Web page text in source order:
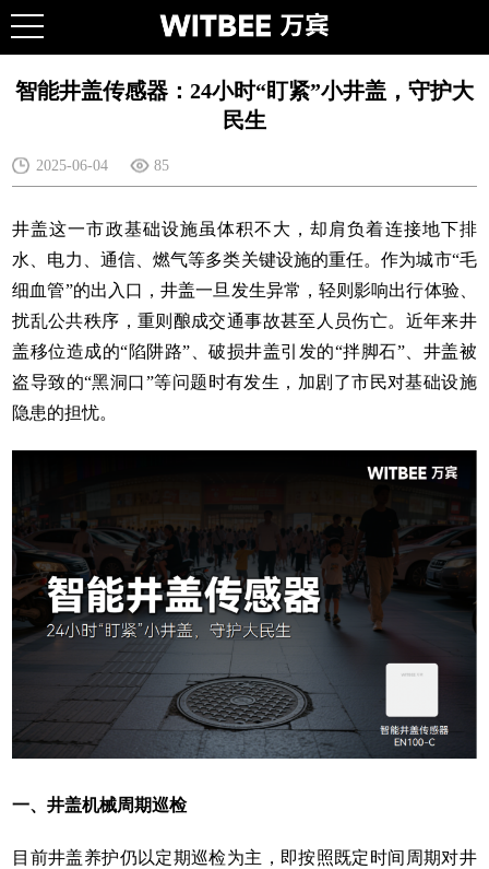
智能井盖传感器：24小时“盯紧”小井盖，守护大
民生
2025-06-04 85
井盖这一市政基础设施虽体积不大，却肩负着连接地下排
水、电力、通信、燃气等多类关键设施的重任。作为城市“毛
细血管”的出入口，井盖一旦发生异常，轻则影响出行体验、
扰乱公共秩序，重则酿成交通事故甚至人员伤亡。近年来井
盖移位造成的“陷阱路”、破损井盖引发的“拌脚石”、井盖被
盗导致的“黑洞口”等问题时有发生，加剧了市民对基础设施
隐患的担忧。
一、井盖机械周期巡检
目前井盖养护仍以定期巡检为主，即按照既定时间周期对井